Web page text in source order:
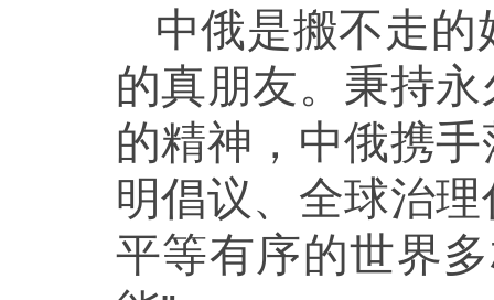
中俄是搬不走
的真朋友。秉持
的精神，中俄携
明倡议、全球治
平等有序的世界